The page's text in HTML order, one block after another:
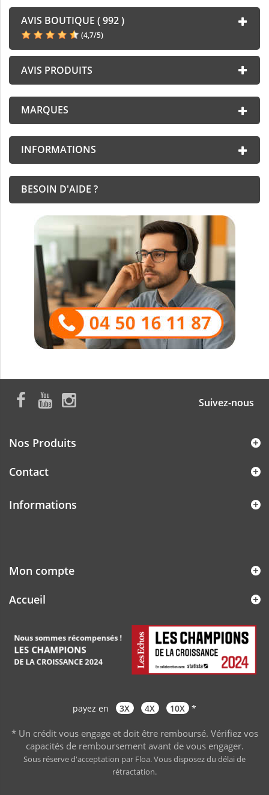
AVIS BOUTIQUE ( 992 )
(4,7/5)
AVIS PRODUITS
MARQUES
INFORMATIONS
BESOIN D'AIDE ?
Suivez-nous
Nos Produits
Contact
Informations
Mon compte
Accueil
payez en 3X 4X 10X *
* Un crédit vous engage et doit être remboursé. Vérifiez vos
capacités de remboursement avant de vous engager.
Sous réserve d'acceptation par Floa. Vous disposez du délai de
rétractation.